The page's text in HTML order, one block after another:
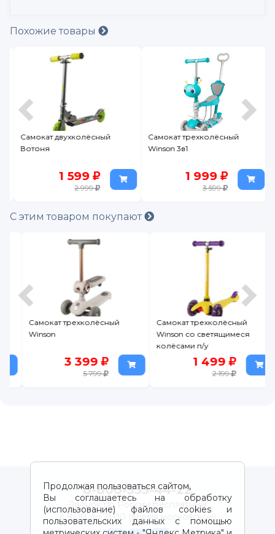
Похожие товары
Самокат двухколёсный
Вотоня
1 599
2 999
Самокат трехколёсный
Winson 3в1
1 999
3 599
С этим товаром покупают
Самокат трехколёсный
Winson
3 399
5 799
Самокат трехколёсный
Winson со светящимеся
колёсами п/у
1 499
2 199
Продолжая пользоваться сайтом,
Вы соглашаетесь на обработку
(использование) файлов cookies и
пользовательских данных с помощью
8-800-333-44-22
Звонок по России бесплатный
с 9:00 до 21:00 (время московское)